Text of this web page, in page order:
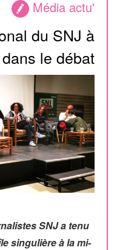
Média actu'
du SNJ à
dans le débat
SNJ a tenu
singulière à la mi-